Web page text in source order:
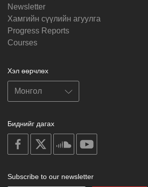
Newsletter
Хамгийн сүүлийн агуулга
Progress Reports
Courses
Хэл өөрчлөх
Биднийг дагах
on
facebook
soundcloud
Subscribe to our newsletter